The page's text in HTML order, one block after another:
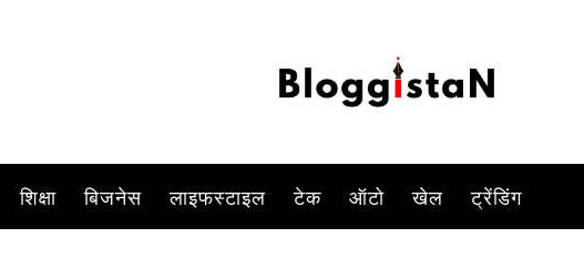
शिक्षा बिजनेस लाइफस्टाइल टेक ऑटो खेल ट्रेंडिंग